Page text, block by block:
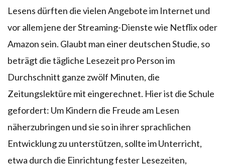
Lesens dürften die vielen Angebote im Internet und
vor allem jene der Streaming-Dienste wie Netflix oder
Amazon sein. Glaubt man einer deutschen Studie, so
beträgt die tägliche Lesezeit pro Person im
Durchschnitt ganze zwölf Minuten, die
Zeitungslektüre mit eingerechnet. Hier ist die Schule
gefordert: Um Kindern die Freude am Lesen
näherzubringen und sie so in ihrer sprachlichen
Entwicklung zu unterstützen, sollte im Unterricht,
etwa durch die Einrichtung fester Lesezeiten,